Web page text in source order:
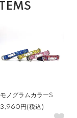
モノグラムカラーS
3,960円(税込)